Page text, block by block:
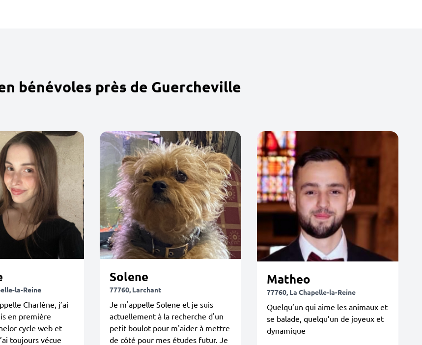
bénévoles près de Guercheville
la-Reine
Charlène, j’ai
en première
cycle web et
toujours vécue
Solene
77760, Larchant
Je m'appelle Solene et je suis
actuellement à la recherche d'un
petit boulot pour m'aider à mettre
de côté pour mes études futur. Je
Matheo
77760, La Chapelle-la-Reine
Quelqu’un qui aime les animaux et
se balade, quelqu’un de joyeux et
dynamique